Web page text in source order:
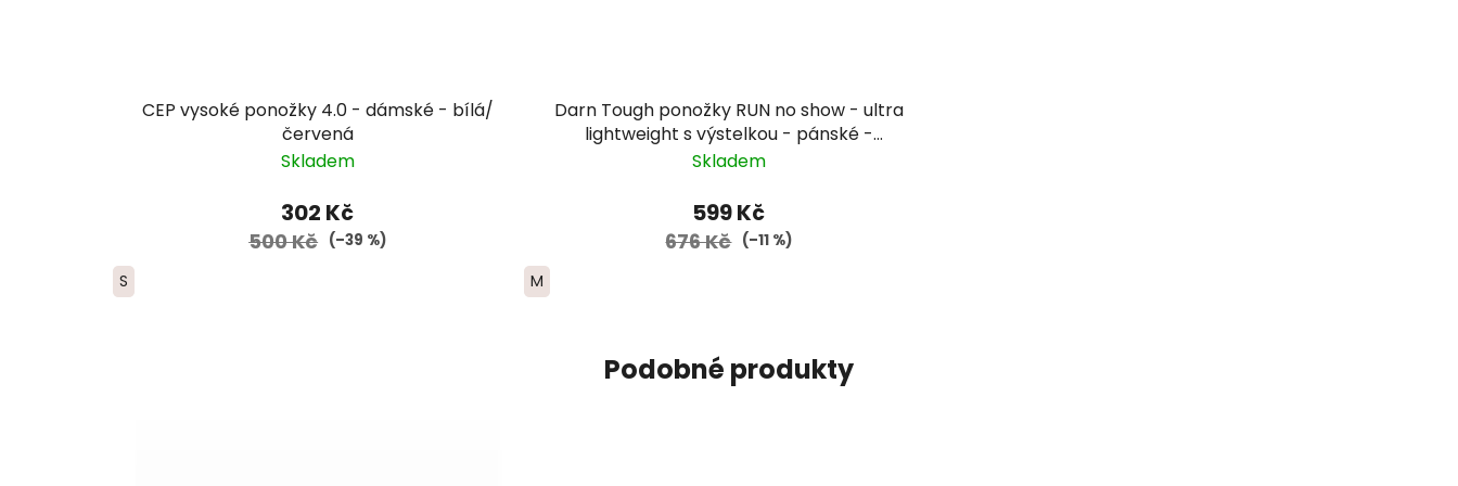
CEP vysoké ponožky 4.0 - dámské - bílá/
červená
Skladem
302 Kč
500 Kč (–39 %)
S
Darn Tough ponožky RUN no show - ultra
lightweight s výstelkou - pánské -
zelenomodré
Skladem
599 Kč
676 Kč (–11 %)
M
Podobné produkty